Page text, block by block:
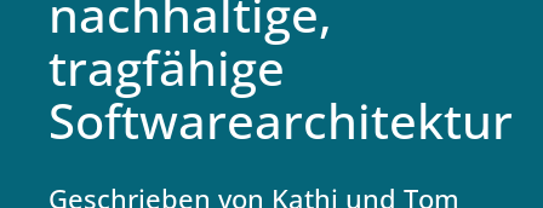
nachhaltige,
tragfähige
Softwarearchitektur
Geschrieben von Kathi und Tom